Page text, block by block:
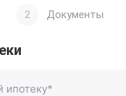
2 Документы
ипотеку*